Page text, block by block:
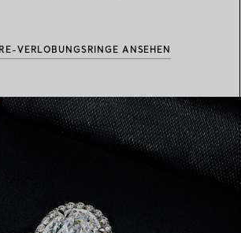
VERLOBUNGSRINGE ANSEHEN